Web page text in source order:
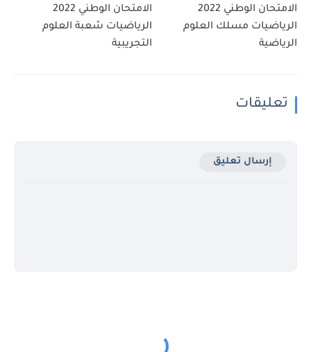
الامتحان الوطني 2022
الرياضيات مسلك العلوم
الرياضية
الامتحان الوطني 2022
الرياضيات شعبة العلوم
التجريبية
تعليقات
إرسال تعليق